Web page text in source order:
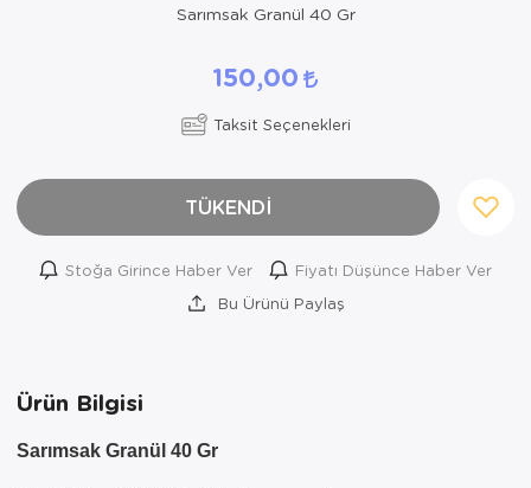
Sarımsak Granül 40 Gr
150,00
Taksit Seçenekleri
TÜKENDİ
Stoğa Girince Haber Ver
Fiyatı Düşünce Haber Ver
Bu Ürünü Paylaş
Ürün Bilgisi
Sarımsak Granül 40 Gr